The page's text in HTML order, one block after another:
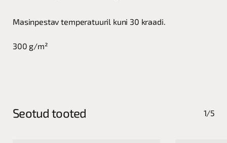
Masinpestav temperatuuril kuni 30 kraadi.
300 g/m²
Seotud tooted 1/5